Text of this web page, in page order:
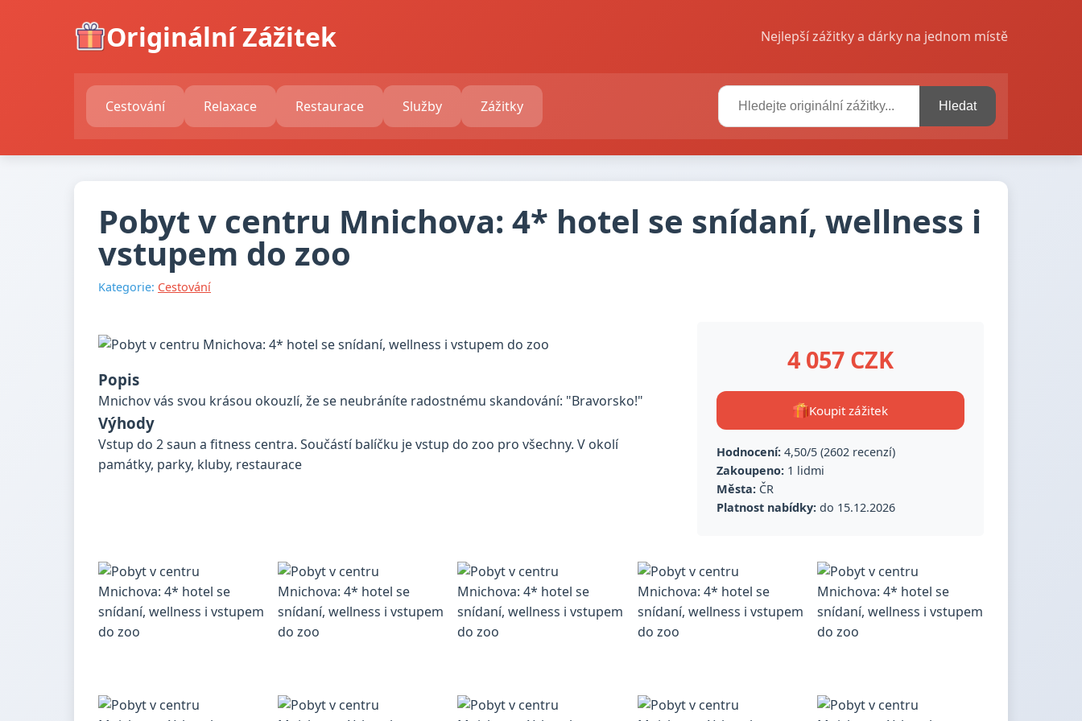
Originální Zážitek Nejlepší zážitky a dárky na jednom místě
Cestování Relaxace Restaurace Služby Zážitky Hledat
Pobyt v centru Mnichova: 4* hotel se snídaní, wellness i
vstupem do zoo
Kategorie: Cestování
Popis
Mnichov vás svou krásou okouzlí, že se neubráníte radostnému skandování: "Bravorsko!"
Výhody
Vstup do 2 saun a fitness centra. Součástí balíčku je vstup do zoo pro všechny. V okolí
památky, parky, kluby, restaurace
4 057 CZK
Koupit zážitek
Hodnocení: 4,50/5 (2602 recenzí)
Zakoupeno: 1 lidmi
Města: ČR
Platnost nabídky: do 15.12.2026